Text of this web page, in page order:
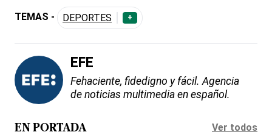
TEMAS - DEPORTES +
EFE
Fehaciente, fidedigno y fácil. Agencia
de noticias multimedia en español.
EN PORTADA Ver todos